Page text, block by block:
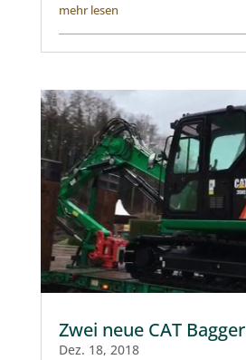
mehr lesen
Zwei neue CAT Bagger
Dez. 18, 2018